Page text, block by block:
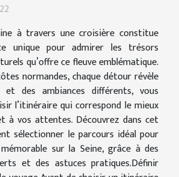
à travers une croisière constitue
unique pour admirer les trésors
qu’offre ce fleuve emblématique.
normandes, chaque détour révèle
et des ambiances différents, vous
l’itinéraire qui correspond le mieux
à vos attentes. Découvrez dans cet
sélectionner le parcours idéal pour
sur la Seine, grâce à des
et des astuces pratiques.Définir